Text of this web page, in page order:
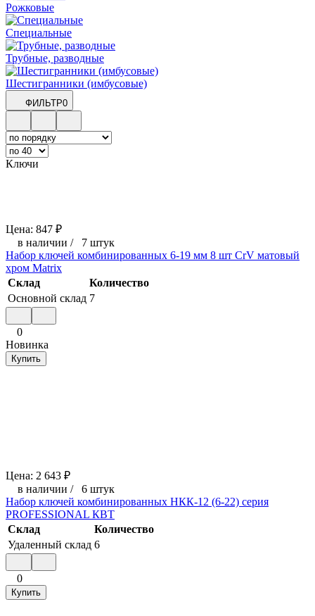
Рожковые
Специальные
Трубные, разводные
Шестигранники (имбусовые)
ФИЛЬТР0
Ключи
Цена: 847 ₽
в наличии / 7 штук
Набор ключей комбинированных 6-19 мм 8 шт CrV матовый
хром Matrix
Склад
Количество
Основной склад 7
0
Новинка
Купить
Цена: 2 643 ₽
в наличии / 6 штук
Набор ключей комбинированных НКК-12 (6-22) серия
PROFESSIONAL КВТ
Склад
Количество
Удаленный склад 6
0
Купить